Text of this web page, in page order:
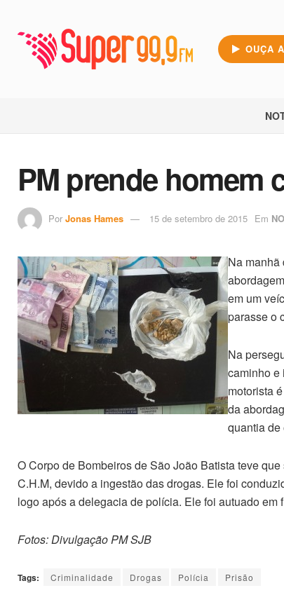
OUÇA
PM prende homem
Por Jonas Hames 15 de setembro de 2015 Em
Na manhã
em um
parasse o
Na
caminho e
motorista
da
quantia de
O Corpo de Bombeiros de São João Batista teve
C.H.M, devido a ingestão das drogas. Ele foi
logo após a delegacia de polícia. Ele foi autuado
Fotos: Divulgação PM SJB
Tags: Criminalidade Drogas Polícia Prisão